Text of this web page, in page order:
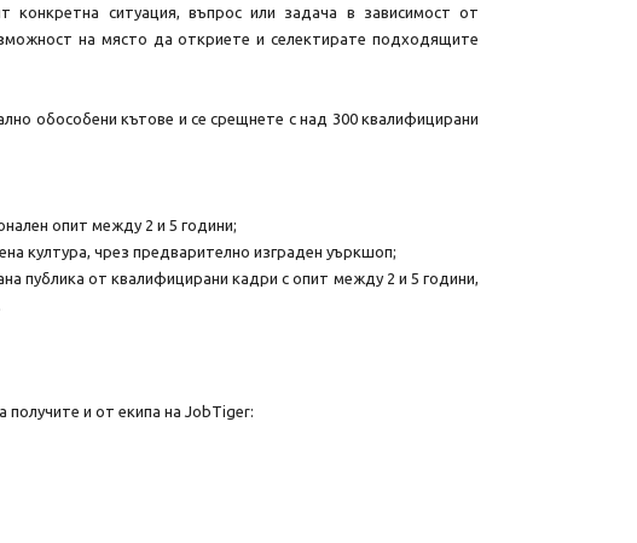
конкретна ситуация, въпрос или задача в зависимост от
на място да откриете и селектирате подходящите
обособени кътове и се срещнете с над 300 квалифицирани
опит между 2 и 5 години;
култура, чрез предварително изграден уъркшоп;
публика от квалифицирани кадри с опит между 2 и 5 години,
получите и от екипа на JobTiger: